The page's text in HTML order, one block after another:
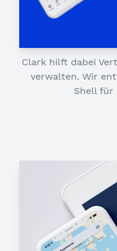
Clark hilft dabei
verwalten. Wir
Shell für